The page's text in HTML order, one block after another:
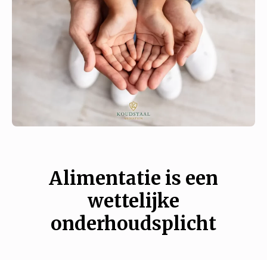
Alimentatie is een
wettelijke
onderhoudsplicht